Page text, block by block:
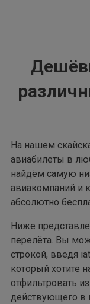
На нашем
авиабилеты в
найдём самую
авиакомпаний и
абсолютно
Ниже
перелёта. Вы
строкой, введя
который хотите
отфильтровать
действующего в